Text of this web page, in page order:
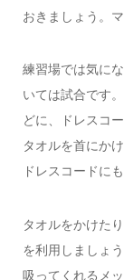
おきましょう。
練習場では気に
いては試合です
どに、ドレスコ
タオルを首にか
ドレスコードに
タオルをかけた
を利用しましょ
吸ってくれるメ